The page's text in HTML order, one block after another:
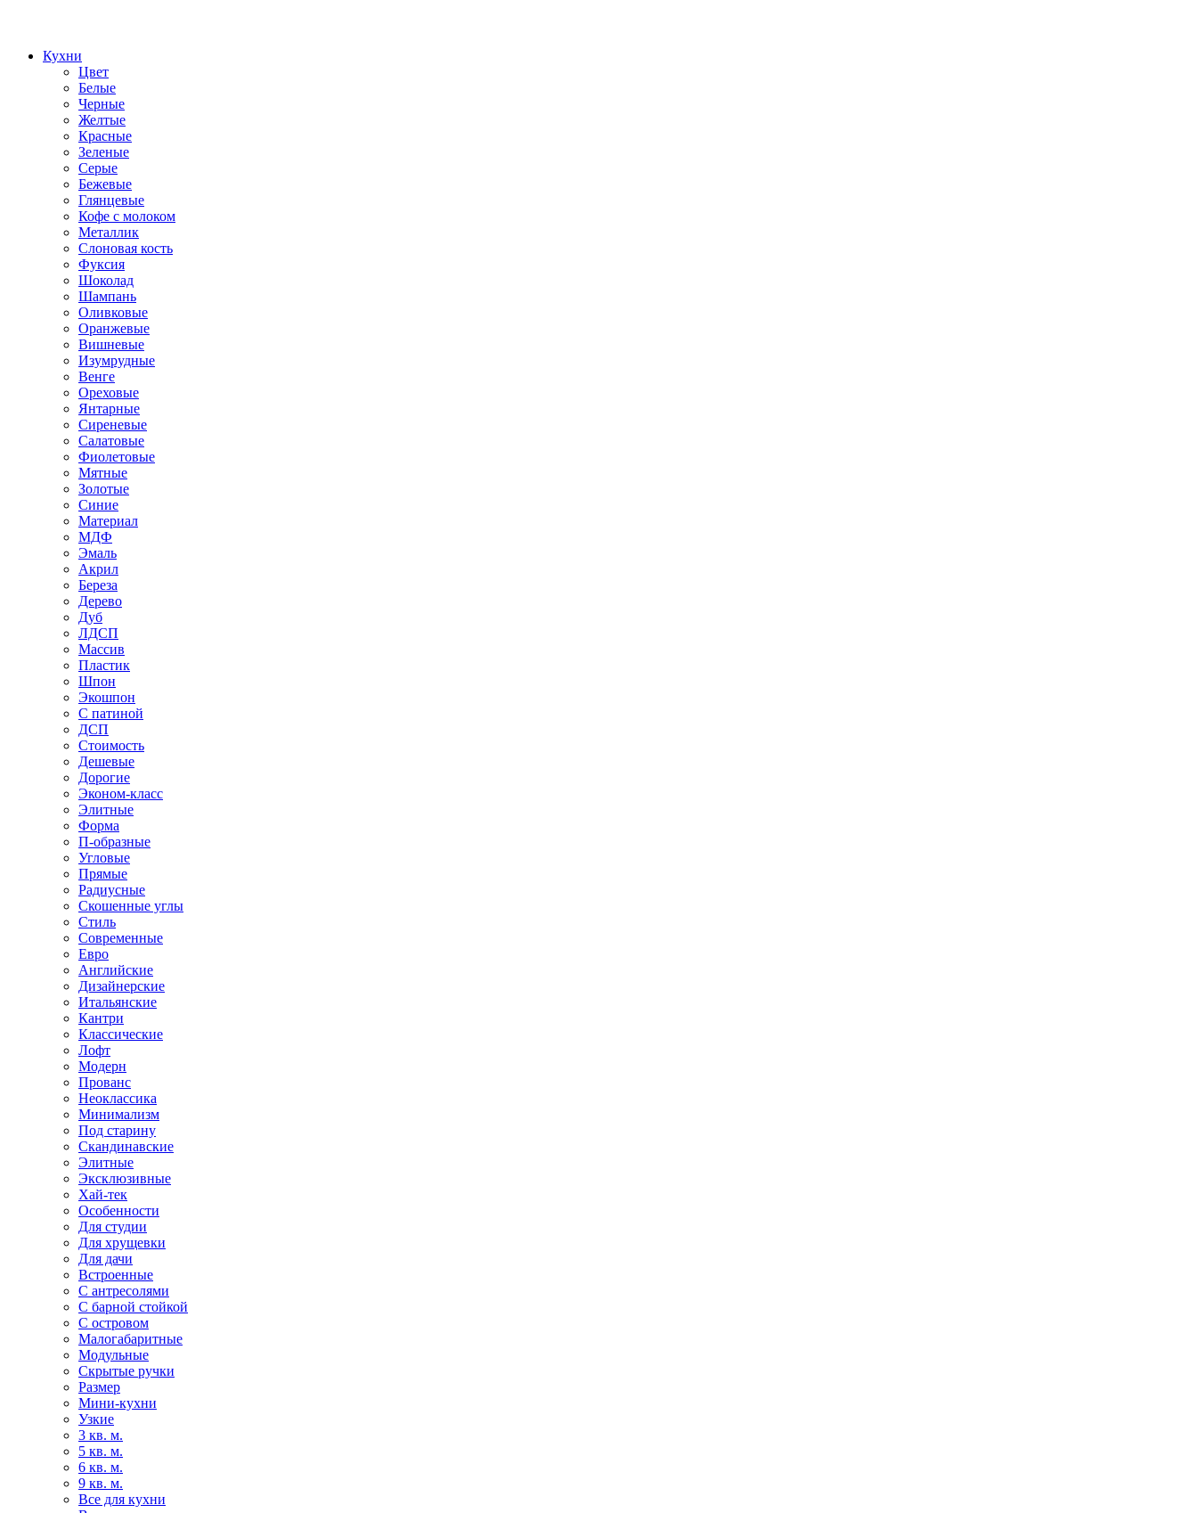
Кухни
Цвет
Белые
Черные
Желтые
Красные
Зеленые
Серые
Бежевые
Глянцевые
Кофе с молоком
Металлик
Слоновая кость
Фуксия
Шоколад
Шампань
Оливковые
Оранжевые
Вишневые
Изумрудные
Венге
Ореховые
Янтарные
Сиреневые
Салатовые
Фиолетовые
Мятные
Золотые
Синие
Материал
МДФ
Эмаль
Акрил
Береза
Дерево
Дуб
ЛДСП
Массив
Пластик
Шпон
Экошпон
С патиной
ДСП
Стоимость
Дешевые
Дорогие
Эконом-класс
Элитные
Форма
П-образные
Угловые
Прямые
Радиусные
Скошенные углы
Стиль
Современные
Евро
Английские
Дизайнерские
Итальянские
Кантри
Классические
Лофт
Модерн
Прованс
Неоклассика
Минимализм
Под старину
Скандинавские
Элитные
Эксклюзивные
Хай-тек
Особенности
Для студии
Для хрущевки
Для дачи
Встроенные
С антресолями
С барной стойкой
С островом
Малогабаритные
Модульные
Скрытые ручки
Размер
Мини-кухни
Узкие
3 кв. м.
5 кв. м.
6 кв. м.
9 кв. м.
Все для кухни